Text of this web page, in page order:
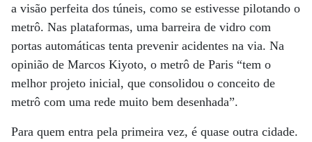
a visão perfeita dos túneis, como se estivesse pilotando o
metrô. Nas plataformas, uma barreira de vidro com
portas automáticas tenta prevenir acidentes na via. Na
opinião de Marcos Kiyoto, o metrô de Paris “tem o
melhor projeto inicial, que consolidou o conceito de
metrô com uma rede muito bem desenhada”.
Para quem entra pela primeira vez, é quase outra cidade.